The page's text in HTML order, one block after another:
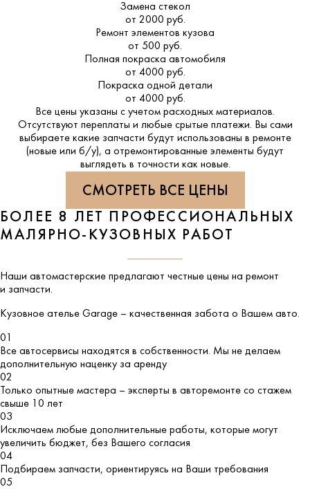
Замена стекол
от 2000 руб.
Ремонт элементов кузова
от 500 руб.
Полная покраска автомобиля
от 4000 руб.
Покраска одной детали
от 4000 руб.
Все цены указаны с учетом расходных материалов.
Отсутствуют переплаты и любые срытые платежи. Вы сами
выбираете какие запчасти будут использованы в ремонте
(новые или б/у), а отремонтированные элементы будут
выглядеть в точности как новые.
СМОТРЕТЬ ВСЕ ЦЕНЫ
БОЛЕЕ 8 ЛЕТ ПРОФЕССИОНАЛЬНЫХ
МАЛЯРНО-КУЗОВНЫХ РАБОТ
Наши автомастерские предлагают честные цены на ремонт
и запчасти.
Кузовное ателье Garage – качественная забота о Вашем авто.
01
Все автосервисы находятся в собственности. Мы не делаем
дополнительную наценку за аренду
02
Только опытные мастера – эксперты в авторемонте со стажем
свыше 10 лет
03
Исключаем любые дополнительные работы, которые могут
увеличить бюджет, без Вашего согласия
04
Подбираем запчасти, ориентируясь на Ваши требования
05